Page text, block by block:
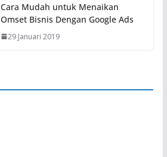
Cara Mudah untuk Menaikan
Omset Bisnis Dengan Google Ads
29 Januari 2019